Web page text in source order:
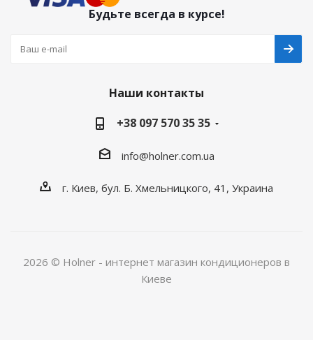
Будьте всегда в курсе!
Наши контакты
+38 097 570 35 35
info@holner.com.ua
г. Киев, бул. Б. Хмельницкого, 41, Украина
2026 © Holner - интернет магазин кондиционеров в
Киеве